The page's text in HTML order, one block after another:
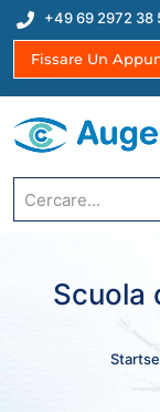
+49 69 2972 38
Fissare Un
Scuola